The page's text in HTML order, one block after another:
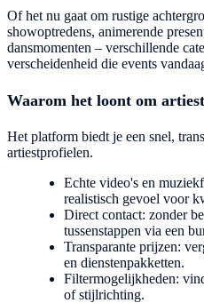
Of het nu gaat om rustige
showoptredens, animerende
dansmomenten – verschillende
verscheidenheid die events
Waarom het loont om
Het platform biedt je een snel,
artiestprofielen.
Echte video's en
realistisch gevoel voor
Direct contact: zonder
tussenstappen via een
Transparante prijzen:
en dienstenpakketten.
Filtermogelijkheden:
of stijlrichting.